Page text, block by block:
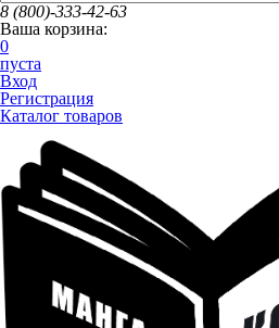
8 (800)-333-42-63
Ваша корзина:
0
пуста
Вход
Регистрация
Каталог товаров